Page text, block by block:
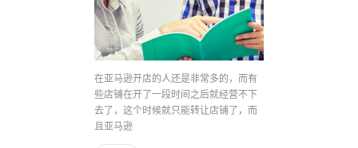
在亚马逊开店的人还是非常多的，而有
些店铺在开了一段时间之后就经营不下
去了，这个时候就只能转让店铺了，而
且亚马逊